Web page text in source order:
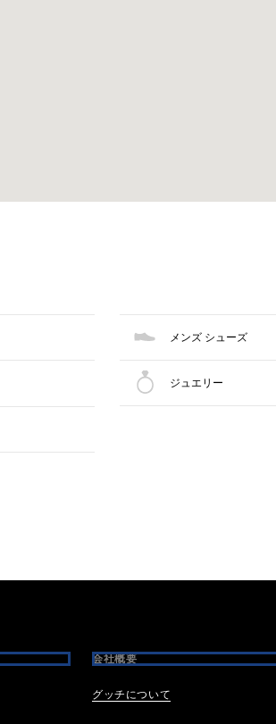
メンズ シューズ
ジュエリー
会社概要
グッチについて